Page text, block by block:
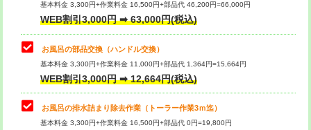
止水・漏水調査・防水処理・清掃・修
理・調整・分解・加工など（重作業）
33,000円
トイレタンク脱着
トイレ便器脱着
タンクレストイレ脱着 33,000円
基本料金 3,300円+作業料金 16,500円+部品代 46,200円=66,000円
WEB割引3,000円 ➡ 63,000円(税込)
お風呂の部品交換（ハンドル交換）
基本料金 3,300円+作業料金 11,000円+部品代 1,364円=15,664円
WEB割引3,000円 ➡ 12,664円(税込)
お風呂の排水詰まり除去作業（トーラー作業3ｍ迄）
基本料金 3,300円+作業料金 16,500円+部品代 0円=19,800円